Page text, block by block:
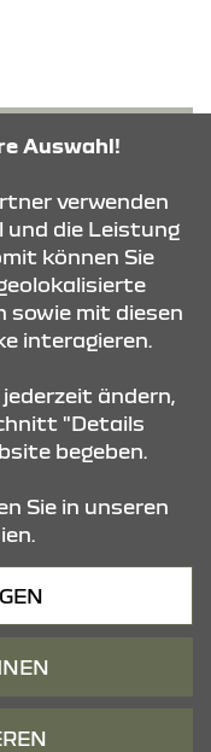
Auswahl!
verwenden
und die Leistung
können Sie
sowie mit diesen
interagieren.
ändern,
"Details
begeben.
Sie in unseren